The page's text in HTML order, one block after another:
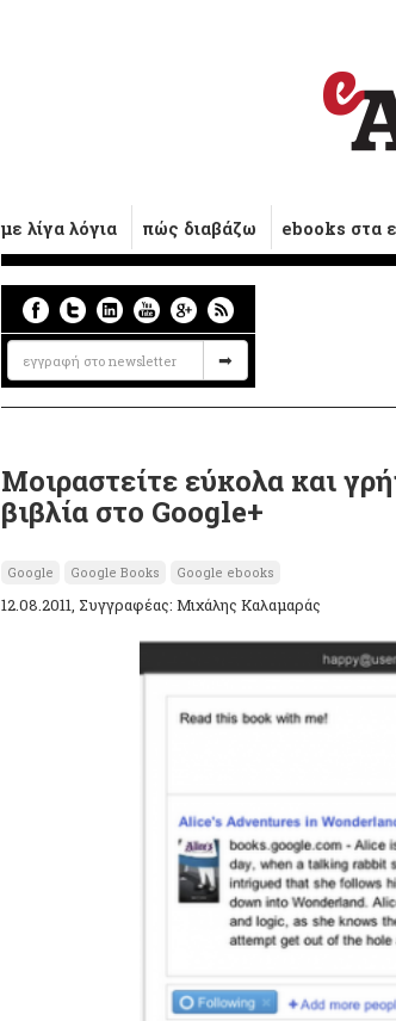
με λίγα λόγια πώς διαβάζω ebooks στα
Μοιραστείτε εύκολα και
βιβλία στο Google+
Google Google Books Google ebooks
12.08.2011, Συγγραφέας: Μιχάλης Καλαμαράς